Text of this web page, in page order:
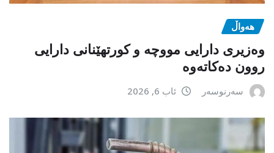
هەواڵ
وەزیری دارایی مووچە و کورتهێنانی دارایی
روون دەکاتەوە
سەرنوسەر ئاب 6, 2026